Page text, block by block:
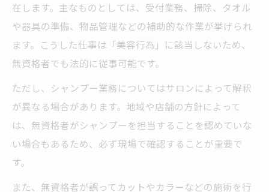
在します。主なものとしては、受付業務、掃除、タオル
や器具の準備、物品管理などの補助的な作業が挙げられ
ます。こうした仕事は「美容行為」に該当しないため、
無資格者でも法的に従事可能です。
ただし、シャンプー業務についてはサロンによって解釈
が異なる場合があります。地域や店舗の方針によって
は、無資格者がシャンプーを担当することを認めていな
い場合もあるため、必ず現場で確認することが重要で
す。
また、無資格者が誤ってカットやカラーなどの施術を行